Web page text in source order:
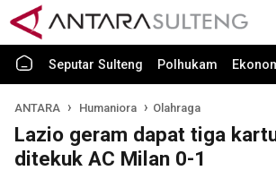
Seputar Sulteng Polhukam
ANTARA Humaniora Olahraga
Lazio geram dapat tiga
ditekuk AC Milan 0-1